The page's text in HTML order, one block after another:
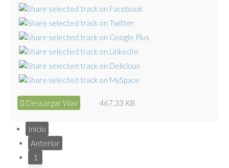
Descargar Wav 467.33 KB
Inicio
Anterior
1